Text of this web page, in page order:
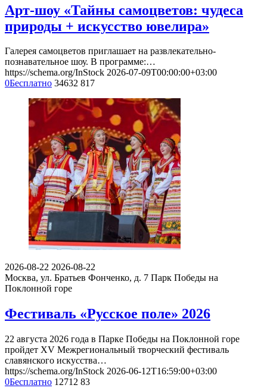
Арт-шоу «Тайны самоцветов: чудеса
природы + искусство ювелира»
Галерея самоцветов приглашает на развлекательно-
познавательное шоу. В программе:…
https://schema.org/InStock 2026-07-09T00:00:00+03:00
0Бесплатно 34632 817
2026-08-22 2026-08-22
Москва, ул. Братьев Фонченко, д. 7 Парк Победы на
Поклонной горе
Фестиваль «Русское поле» 2026
22 августа 2026 года в Парке Победы на Поклонной горе
пройдет XV Межрегиональный творческий фестиваль
славянского искусства…
https://schema.org/InStock 2026-06-12T16:59:00+03:00
0Бесплатно 12712 83